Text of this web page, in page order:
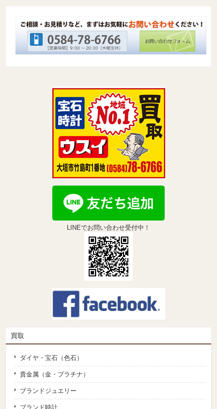
LINEでお問い合わせ受付中！
買取
ダイヤ・宝石（色石）
貴金属（金・プラチナ）
ブランドジュエリー
ブランド時計